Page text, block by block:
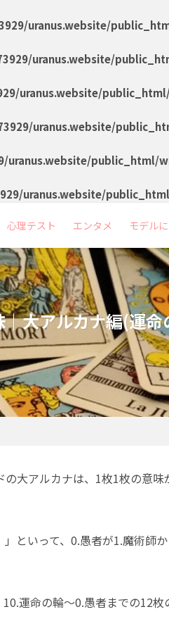
uranus.website/
uranus.website/
uranus.website/
uranus.website/
uranus.website/public_html/
uranus.website/
心理テスト エンタメ モデル
｜大アルカナ編(運
の大アルカナは、1枚1枚の意
」といって、0.愚者が1.魔術師
運命の輪～0.愚者までの12枚